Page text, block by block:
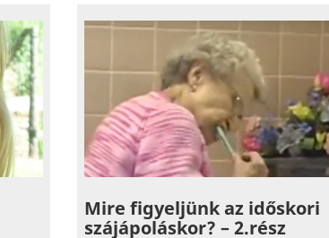
Mire figyeljünk az időskori
szájápoláskor? – 2.rész